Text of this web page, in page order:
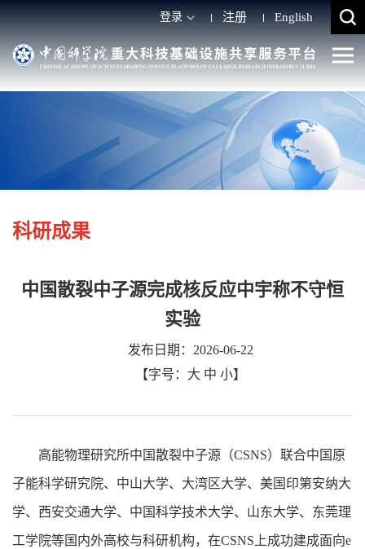
登录 注册 English
科研成果
中国散裂中子源完成核反应中宇称不守恒
实验
发布日期：2026-06-22
【字号： 大 中 小】
高能物理研究所中国散裂中子源（CSNS）联合中国原
子能科学研究院、中山大学、大湾区大学、美国印第安纳大
学、西安交通大学、中国科学技术大学、山东大学、东莞理
工学院等国内外高校与科研机构，在CSNS上成功建成面向e